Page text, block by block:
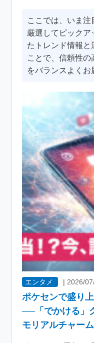
ここでは、いま
厳選してピックア
たトレンド情報と
ことで、信頼性
をバランスよくお
エンタメ | 2026/
ポケセンで盛り
──「でかける」
モリアルチャー